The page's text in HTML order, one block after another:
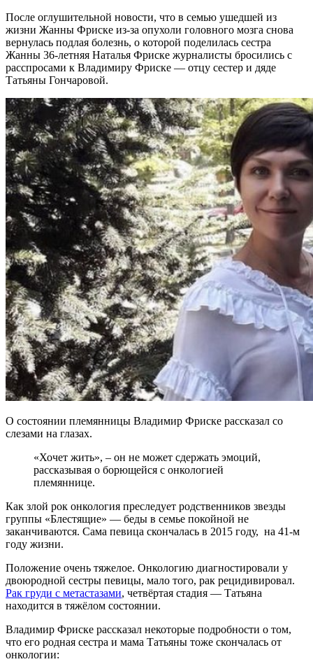
После оглушительной новости, что в семью ушедшей из
жизни Жанны Фриске из-за опухоли головного мозга снова
вернулась подлая болезнь, о которой поделилась сестра
Жанны 36-летняя Наталья Фриске журналисты бросились с
расспросами к Владимиру Фриске — отцу сестер и дяде
Татьяны Гончаровой.
О состоянии племянницы Владимир Фриске рассказал со
слезами на глазах.
«Хочет жить», – он не может сдержать эмоций,
рассказывая о борющейся с онкологией
племяннице.
Как злой рок онкология преследует родственников звезды
группы «Блестящие» — беды в семье покойной не
заканчиваются. Сама певица скончалась в 2015 году, на 41-м
году жизни.
Положение очень тяжелое. Онкологию диагностировали у
двоюродной сестры певицы, мало того, рак рецидивировал.
Рак груди с метастазами, четвёртая стадия — Татьяна
находится в тяжёлом состоянии.
Владимир Фриске рассказал некоторые подробности о том,
что его родная сестра и мама Татьяны тоже скончалась от
онкологии: